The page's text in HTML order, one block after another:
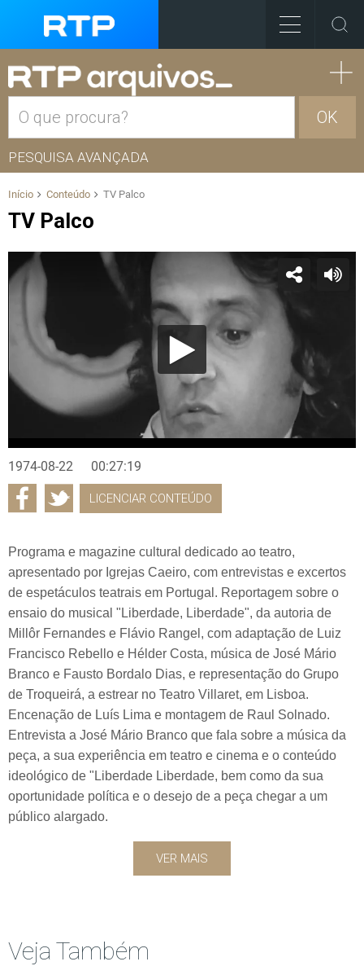
OK
PESQUISA AVANÇADA
Início Conteúdo TV Palco
TV Palco
1974-08-22 00:27:19
LICENCIAR CONTEÚDO
Programa e magazine cultural dedicado ao teatro,
apresentado por Igrejas Caeiro, com entrevistas e excertos
de espetáculos teatrais em Portugal. Reportagem sobre o
ensaio do musical "Liberdade, Liberdade", da autoria de
Millôr Fernandes e Flávio Rangel, com adaptação de Luiz
Francisco Rebello e Hélder Costa, música de José Mário
Branco e Fausto Bordalo Dias, e representação do Grupo
de Troqueirá, a estrear no Teatro Villaret, em Lisboa.
Encenação de Luís Lima e montagem de Raul Solnado.
Entrevista a José Mário Branco que fala sobre a música da
peça, a sua experiência em teatro e cinema e o conteúdo
ideológico de "Liberdade Liberdade, bem como da sua
oportunidade política e o desejo de a peça chegar a um
público alargado.
VER MAIS
Veja Também